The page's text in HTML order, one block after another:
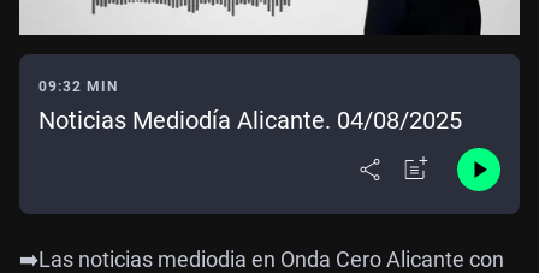
09:32 MIN
Noticias Mediodía Alicante. 04/08/2025
➡️Las noticias mediodia en Onda Cero Alicante con